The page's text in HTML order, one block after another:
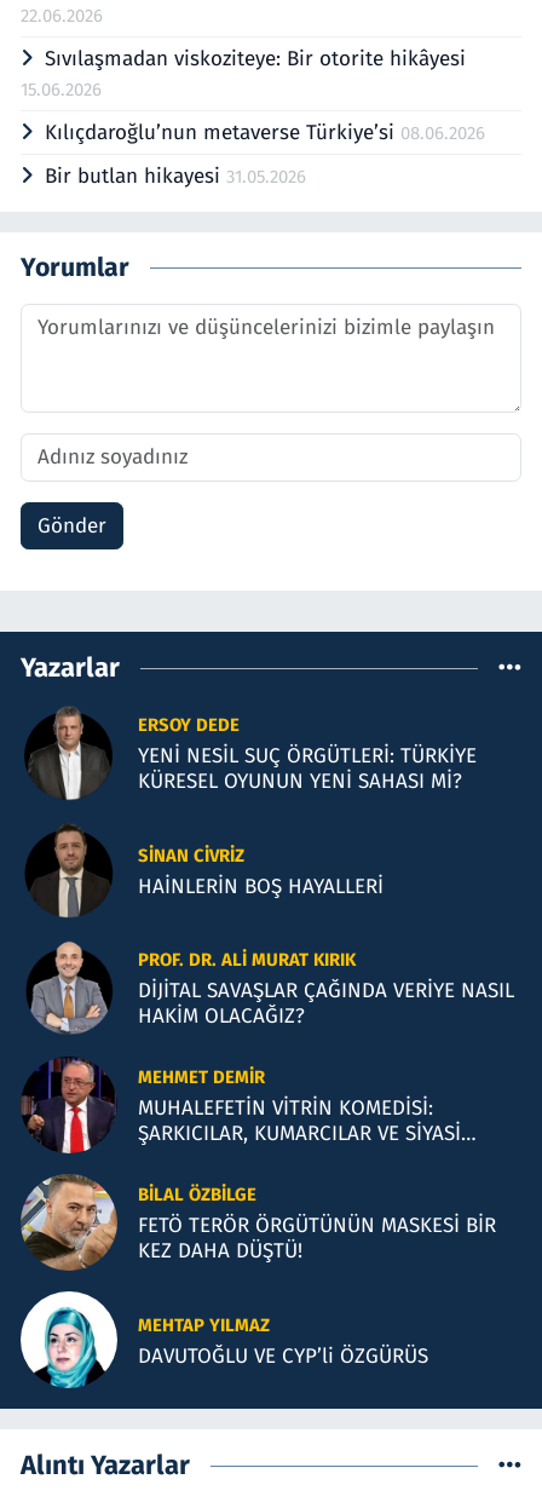
22.06.2026
Sıvılaşmadan viskoziteye: Bir otorite hikâyesi
15.06.2026
Kılıçdaroğlu’nun metaverse Türkiye’si 08.06.2026
Bir butlan hikayesi 31.05.2026
Yorumlar
Gönder
Yazarlar
ERSOY DEDE
YENİ NESİL SUÇ ÖRGÜTLERİ: TÜRKİYE
KÜRESEL OYUNUN YENİ SAHASI Mİ?
SINAN CIVRIZ
HAİNLERİN BOŞ HAYALLERİ
PROF. DR. ALI MURAT KIRIK
DİJİTAL SAVAŞLAR ÇAĞINDA VERİYE NASIL
HAKİM OLACAĞIZ?
MEHMET DEMIR
MUHALEFETİN VİTRİN KOMEDİSİ:
ŞARKICILAR, KUMARCILAR VE SİYASİ
BILAL ÖZBILGE
FETÖ TERÖR ÖRGÜTÜNÜN MASKESİ BİR
KEZ DAHA DÜŞTÜ!
MEHTAP YILMAZ
DAVUTOĞLU VE CYP’li ÖZGÜRÜS
Alıntı Yazarlar